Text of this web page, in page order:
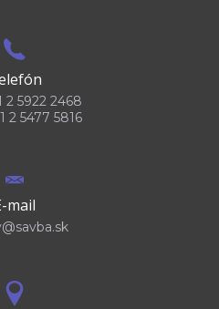
2 5922 2468
2 5477 5816
mail